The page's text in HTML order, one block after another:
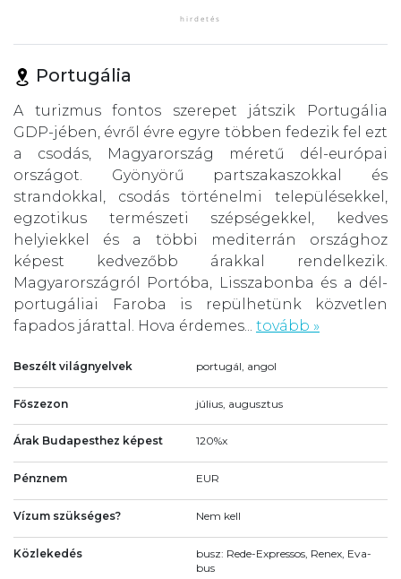
Portugália
A turizmus fontos szerepet játszik Portugália
GDP-jében, évről évre egyre többen fedezik fel ezt
a csodás, Magyarország méretű dél-európai
országot. Gyönyörű partszakaszokkal és
strandokkal, csodás történelmi településekkel,
egzotikus természeti szépségekkel, kedves
helyiekkel és a többi mediterrán országhoz
képest kedvezőbb árakkal rendelkezik.
Magyarországról Portóba, Lisszabonba és a dél-
portugáliai Faroba is repülhetünk közvetlen
fapados járattal. Hova érdemes... tovább »
Beszélt világnyelvek portugál, angol
Főszezon július, augusztus
Árak Budapesthez képest 120%x
Pénznem EUR
Vízum szükséges? Nem kell
Közlekedés
busz: Rede-Expressos, Renex, Eva-
bus